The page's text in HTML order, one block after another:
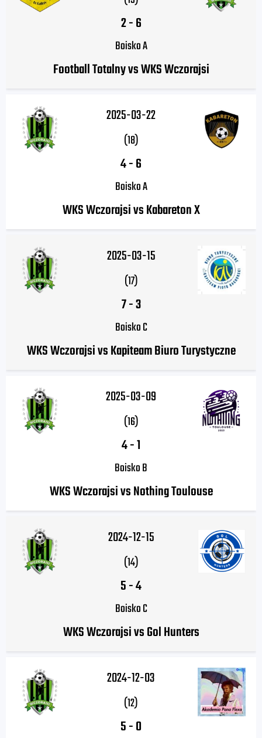
2-6
Boisko A
Football Totalny vs WKS Wczorajsi
2025-03-22
(18)
4-6
Boisko A
WKS Wczorajsi vs Kabareton X
2025-03-15
(17)
7-3
Boisko C
WKS Wczorajsi vs Kapiteam Biuro Turystyczne
2025-03-09
(16)
4-1
Boisko B
WKS Wczorajsi vs Nothing Toulouse
2024-12-15
(14)
5-4
Boisko C
WKS Wczorajsi vs Gol Hunters
2024-12-03
(12)
5-0